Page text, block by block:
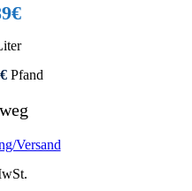
€
€Pfand
Versand